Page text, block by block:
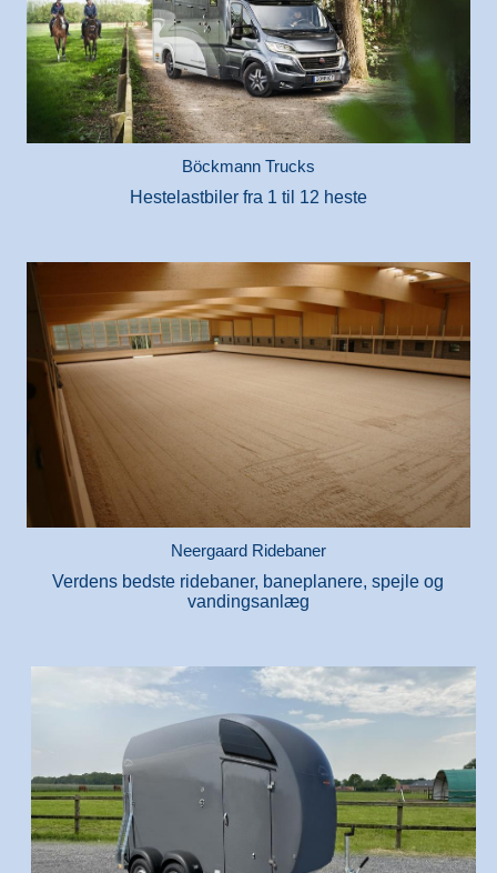
Böckmann Trucks
Hestelastbiler fra 1 til 12 heste
Neergaard Ridebaner
Verdens bedste ridebaner, baneplanere, spejle og
vandingsanlæg